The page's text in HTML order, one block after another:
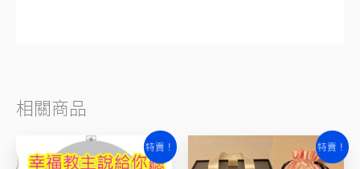
相關商品
特賣！
原
始
前
特賣！
始
前